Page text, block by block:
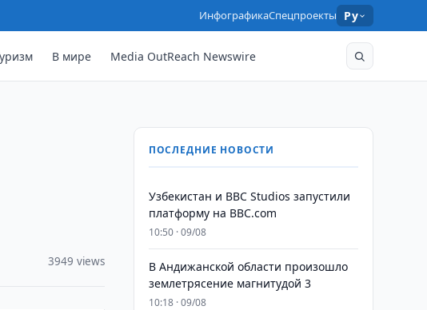
ИнфографикаСпецпроекты Ру
В мире Media OutReach Newswire
3949 views
ПОСЛЕДНИЕ НОВОСТИ
Узбекистан и BBC Studios запустили
платформу на BBC.com
10:50 · 09/08
В Андижанской области произошло
землетрясение магнитудой 3
10:18 · 09/08